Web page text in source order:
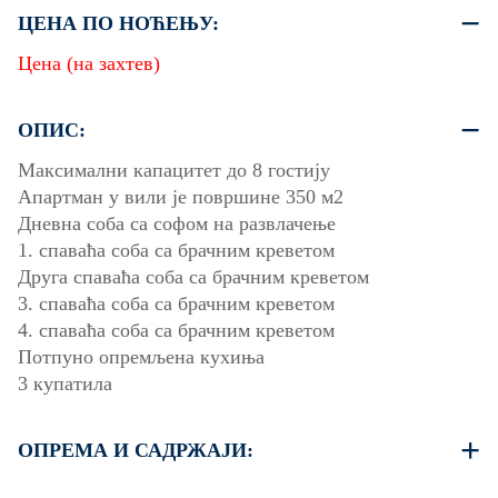
ЦЕНА ПО НОЋЕЊУ:
Цена (на захтев)
ОПИС:
Максимални капацитет до 8 гостију
Апартман у вили је површине 350 м2
Дневна соба са софом на развлачење
1. спаваћа соба са брачним креветом
Друга спаваћа соба са брачним креветом
3. спаваћа соба са брачним креветом
4. спаваћа соба са брачним креветом
Потпуно опремљена кухиња
3 купатила
ОПРЕМА И САДРЖАЈИ: